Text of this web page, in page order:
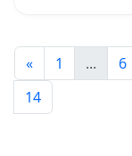
« 1 ... 6
14